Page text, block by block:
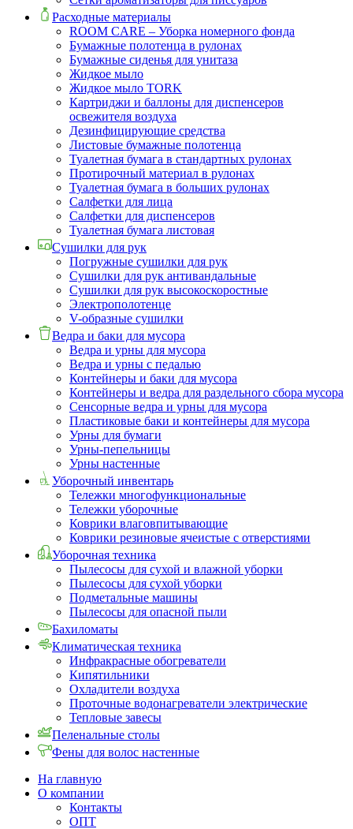
Расходные материалы
ROOM CARE – Уборка номерного фонда
Бумажные полотенца в рулонах
Бумажные сиденья для унитаза
Жидкое мыло
Жидкое мыло TORK
Картриджи и баллоны для диспенсеров
освежителя воздуха
Дезинфицирующие средства
Листовые бумажные полотенца
Туалетная бумага в стандартных рулонах
Протирочный материал в рулонах
Туалетная бумага в больших рулонах
Салфетки для лица
Салфетки для диспенсеров
Туалетная бумага листовая
Сушилки для рук
Погружные сушилки для рук
Сушилки для рук антивандальные
Сушилки для рук высокоскоростные
Электрополотенце
V-образные сушилки
Ведра и баки для мусора
Ведра и урны для мусора
Ведра и урны с педалью
Контейнеры и баки для мусора
Контейнеры и ведра для раздельного сбора мусора
Сенсорные ведра и урны для мусора
Пластиковые баки и контейнеры для мусора
Урны для бумаги
Урны-пепельницы
Урны настенные
Уборочный инвентарь
Тележки многофункциональные
Тележки уборочные
Коврики влаговпитывающие
Коврики резиновые ячеистые с отверстиями
Уборочная техника
Пылесосы для сухой и влажной уборки
Пылесосы для сухой уборки
Подметальные машины
Пылесосы для опасной пыли
Бахиломаты
Климатическая техника
Инфракрасные обогреватели
Кипятильники
Охладители воздуха
Проточные водонагреватели электрические
Тепловые завесы
Пеленальные столы
Фены для волос настенные
На главную
О компании
Контакты
ОПТ